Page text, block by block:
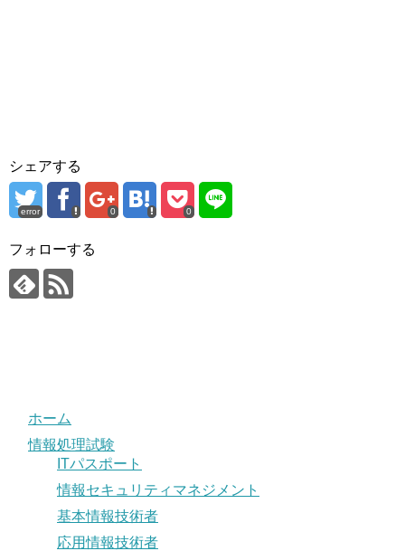
シェアする
error 0 0
フォローする
ホーム
情報処理試験
ITパスポート
情報セキュリティマネジメント
基本情報技術者
応用情報技術者